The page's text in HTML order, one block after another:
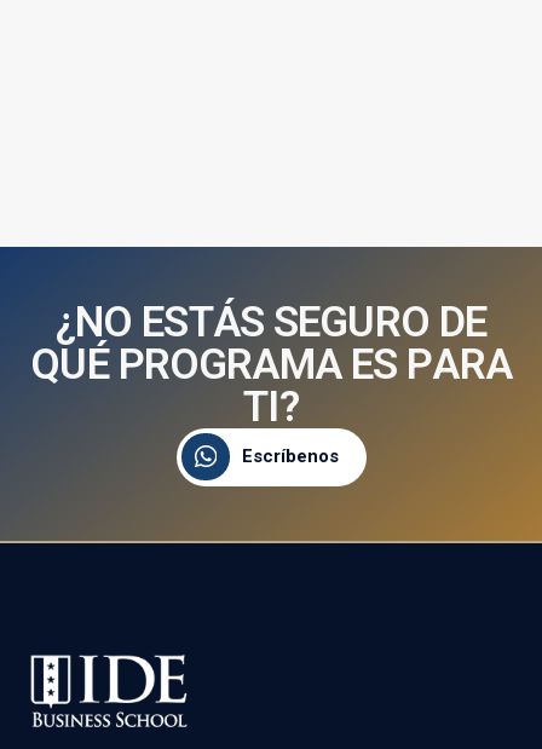
¿NO ESTÁS SEGURO DE
QUÉ PROGRAMA ES PARA
TI?
Escríbenos